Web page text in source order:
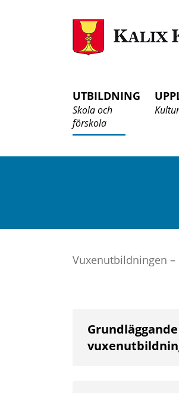
UTBILDNING
Skola och
förskola
Vuxenutbildningen –
Grundläggande